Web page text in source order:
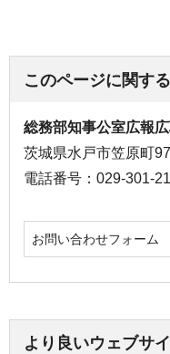
このページに関す
総務部知事公室広報
茨城県水戸市笠原町
電話番号：029-301-
お問い合わせフォーム
より良いウェブサ